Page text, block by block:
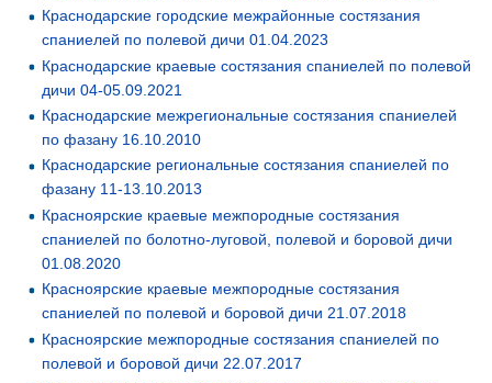
Краснодарские городские межрайонные состязания
спаниелей по полевой дичи 01.04.2023
Краснодарские краевые состязания спаниелей по полевой
дичи 04-05.09.2021
Краснодарские межрегиональные состязания спаниелей
по фазану 16.10.2010
Краснодарские региональные состязания спаниелей по
фазану 11-13.10.2013
Красноярские краевые межпородные состязания
спаниелей по болотно-луговой, полевой и боровой дичи
01.08.2020
Красноярские краевые межпородные состязания
спаниелей по полевой и боровой дичи 21.07.2018
Красноярские межпородные состязания спаниелей по
полевой и боровой дичи 22.07.2017